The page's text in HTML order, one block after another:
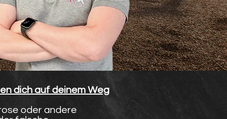
dich auf deinem Weg
oder andere